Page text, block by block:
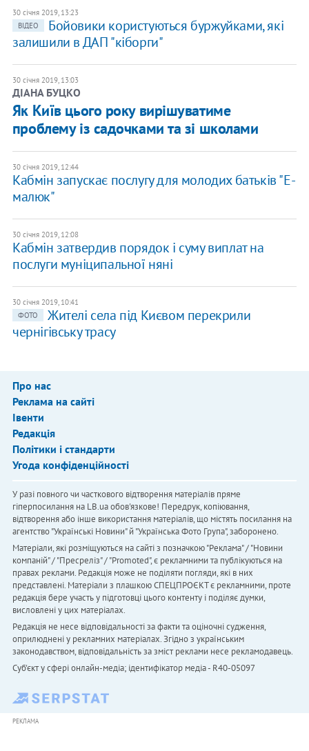
30 січня 2019, 13:23
ВІДЕО
Бойовики користуються буржуйками, які
залишили в ДАП "кіборги"
30 січня 2019, 13:03
ДІАНА БУЦКО
Як Київ цього року вирішуватиме
проблему із садочками та зі школами
30 січня 2019, 12:44
Кабмін запускає послугу для молодих батьків "Е-
малюк"
30 січня 2019, 12:08
Кабмін затвердив порядок і суму виплат на
послуги муніципальної няні
30 січня 2019, 10:41
ФОТО
Жителі села під Києвом перекрили
чернігівську трасу
Про нас
Реклама на сайті
Івенти
Редакція
Політики і стандарти
Угода конфіденційності
У разі повного чи часткового відтворення матеріалів пряме
гіперпосилання на LB.ua обов'язкове! Передрук, копіювання,
відтворення або інше використання матеріалів, що містять посилання на
агентство "Українськi Новини" й "Українська Фото Група", заборонено.
Матеріали, які розміщуються на сайті з позначкою "Реклама" / "Новини
компаній" / "Пресреліз" / "Promoted", є рекламними та публікуються на
правах реклами. Редакція може не поділяти погляди, які в них
представлені. Матеріали з плашкою СПЕЦПРОЄКТ є рекламними, проте
редакція бере участь у підготовці цього контенту і поділяє думки,
висловлені у цих матеріалах.
Редакція не несе відповідальності за факти та оціночні судження,
оприлюднені у рекламних матеріалах. Згідно з українським
законодавством, відповідальність за зміст реклами несе рекламодавець.
Cуб'єкт у сфері онлайн-медіа; ідентифікатор медіа - R40-05097
РЕКЛАМА